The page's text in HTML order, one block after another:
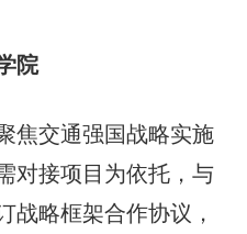
院
焦交通强国战略实施
对接项目为依托，与
战略框架合作协议，